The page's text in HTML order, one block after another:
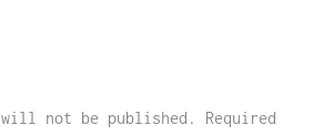
will not be published. Required